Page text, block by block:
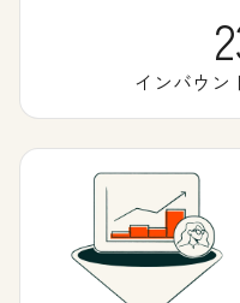
インバウン